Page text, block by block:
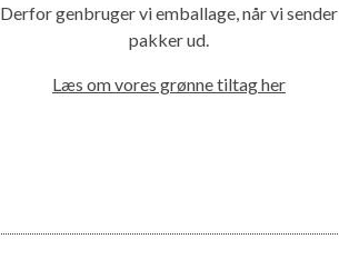
Derfor genbruger vi emballage, når vi sender
pakker ud.
Læs om vores grønne tiltag her